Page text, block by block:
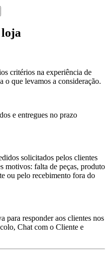
loja
critérios na experiência de
o que levamos a consideração.
e entregues no prazo
solicitados pelos clientes
motivos: falta de peças, produto
ou pelo recebimento fora do
para responder aos clientes nos
Chat com o Cliente e